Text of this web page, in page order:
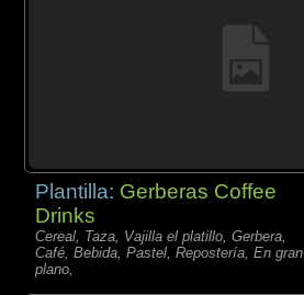
Plantilla: Gerberas Coffee
Drinks
Cereal, Taza, Vajilla el platillo, Gerbera,
Café, Bebida, Pastel, Repostería, En gran
plano,